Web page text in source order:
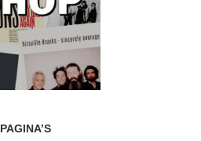
PAGINA’S